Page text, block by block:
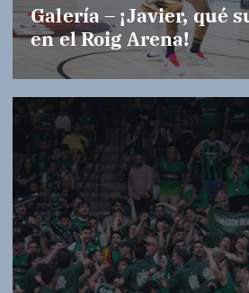
Galería – ¡Javier, qué
en el Roig Arena!